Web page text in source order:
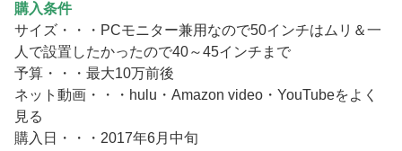
購入条件
サイズ・・・PCモニター兼用なので50インチはムリ＆一
人で設置したかったので40～45インチまで
予算・・・最大10万前後
ネット動画・・・hulu・Amazon video・YouTubeをよく
見る
購入日・・・2017年6月中旬